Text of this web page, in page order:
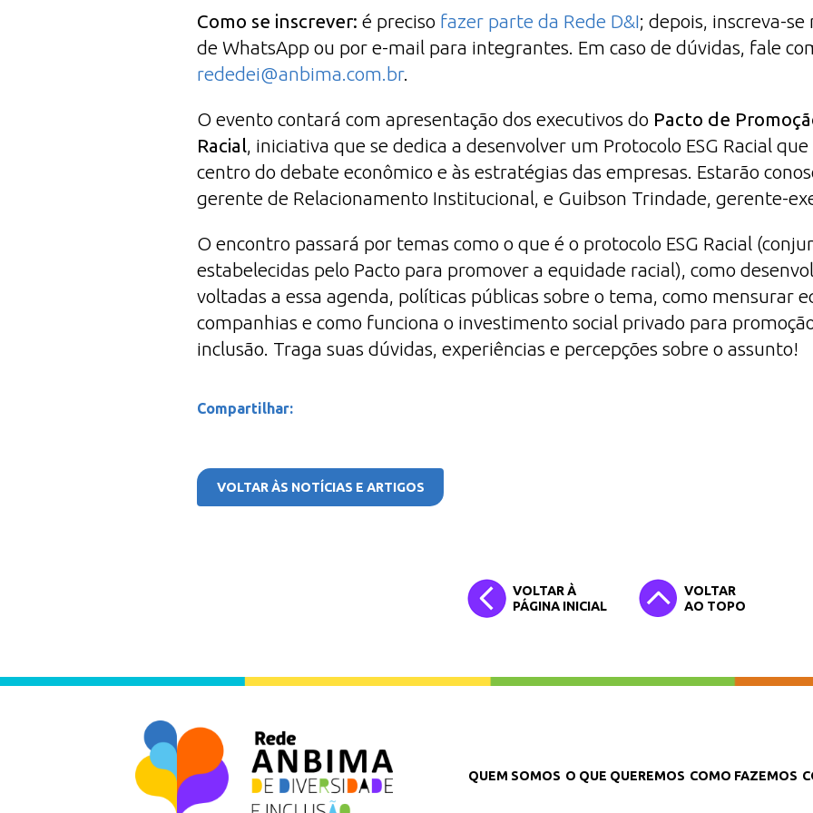
Como se inscrever: é preciso fazer parte da Rede D&I; depois, inscreva-
de WhatsApp ou por e-mail para integrantes. Em caso de dúvidas, fale
rededei@anbima.com.br.
O evento contará com apresentação dos executivos do Pacto de
Racial, iniciativa que se dedica a desenvolver um Protocolo ESG Racial
centro do debate econômico e às estratégias das empresas. Estarão
gerente de Relacionamento Institucional, e Guibson Trindade, gerente-
O encontro passará por temas como o que é o protocolo ESG Racial
estabelecidas pelo Pacto para promover a equidade racial), como
voltadas a essa agenda, políticas públicas sobre o tema, como mensurar
companhias e como funciona o investimento social privado para
inclusão. Traga suas dúvidas, experiências e percepções sobre o assunto!
Compartilhar:
VOLTAR ÀS NOTÍCIAS E ARTIGOS
VOLTAR À
PÁGINA INICIAL
VOLTAR
AO TOPO
QUEM SOMOS O QUE QUEREMOS COMO FAZEMOS